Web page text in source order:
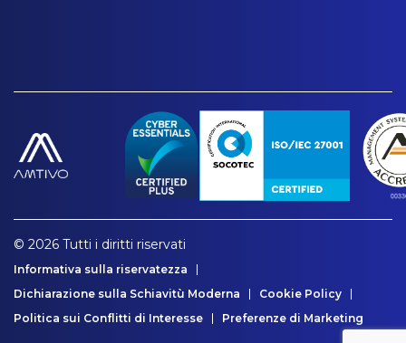
© 2026 Tutti i diritti riservati
Informativa sulla riservatezza
Dichiarazione sulla Schiavitù Moderna
Cookie Policy
Politica sui Conflitti di Interesse
Preferenze di Marketing